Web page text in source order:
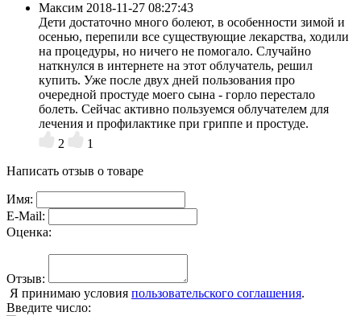
Максим 2018-11-27 08:27:43
Дети достаточно много болеют, в особенности зимой и
осенью, перепили все существующие лекарства, ходили
на процедуры, но ничего не помогало. Случайно
наткнулся в интернете на этот облучатель, решил
купить. Уже после двух дней пользования про
очередной простуде моего сына - горло перестало
болеть. Сейчас активно пользуемся облучателем для
лечения и профилактике при гриппе и простуде.
2
1
Написать отзыв о товаре
Имя:
E-Mail:
Оценка:
Отзыв:
Я принимаю условия пользовательского соглашения.
Введите число: